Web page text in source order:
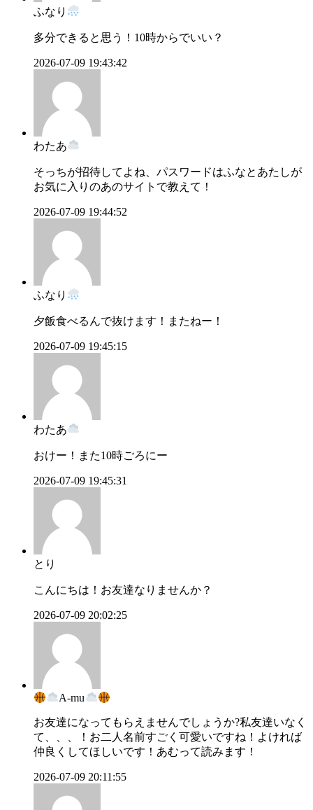
ふなり
多分できると思う！10時からでいい？
2026-07-09 19:43:42
わたあ
そっちが招待してよね、パスワードはふなとあたしが
お気に入りのあのサイトで教えて！
2026-07-09 19:44:52
ふなり
夕飯食べるんで抜けます！またねー！
2026-07-09 19:45:15
わたあ
おけー！また10時ごろにー
2026-07-09 19:45:31
とり
こんにちは！お友達なりませんか？
2026-07-09 20:02:25
A-mu
お友達になってもらえませんでしょうか?私友達いなく
て、、、！お二人名前すごく可愛いですね！よければ
仲良くしてほしいです！あむって読みます！
2026-07-09 20:11:55